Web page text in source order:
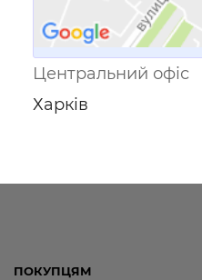
Центральний офіс
Харків
ПОКУПЦЯМ